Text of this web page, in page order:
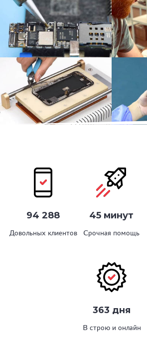
94 288
Довольных клиентов
45 минут
Срочная помощь
363 дня
В строю и онлайн